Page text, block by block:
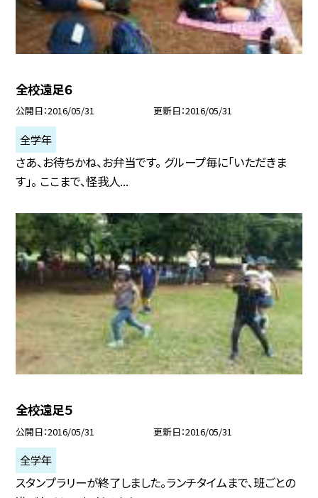
全校遠足６
公開日 2016/05/31 更新日 2016/05/31
全学年
さあ、お待ちかね、お弁当です。 グループ毎に「いただきま
す」。 ここまで、怪我人...
全校遠足５
公開日 2016/05/31 更新日 2016/05/31
全学年
スタンプラリーが終了しました。ランチタイムまで、班ごとの